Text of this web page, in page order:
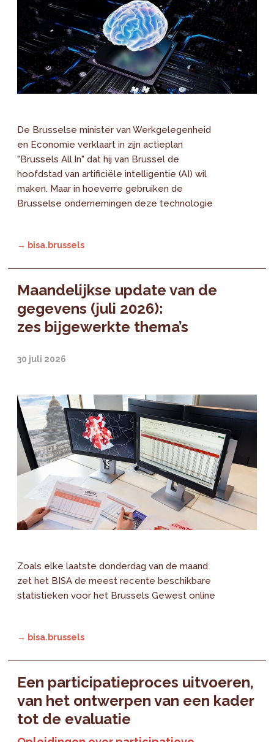
De Brusselse minister van Werkgelegenheid
en Economie verklaart in zijn actieplan
"Brussels All.In" dat hij van Brussel de
hoofdstad van artificiële intelligentie (AI) wil
maken. Maar in hoeverre gebruiken de
Brusselse ondernemingen deze technologie
→ bisa.brussels
Maandelijkse update van de
gegevens (juli 2026):
zes bijgewerkte thema’s
30 juli 2026
Zoals elke laatste donderdag van de maand
zet het BISA de meest recente beschikbare
statistieken voor het Brussels Gewest online
→ bisa.brussels
Een participatieproces uitvoeren,
van het ontwerpen van een kader
tot de evaluatie